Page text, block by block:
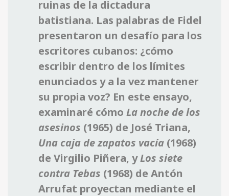
ruinas de la dictadura
batistiana. Las palabras de Fidel
presentaron un desafío para los
escritores cubanos: ¿cómo
escribir dentro de los límites
enunciados y a la vez mantener
su propia voz? En este ensayo,
examinaré cómo La noche de los
asesinos (1965) de José Triana,
Una caja de zapatos vacía (1968)
de Virgilio Piñera, yLos siete
contra Tebas (1968) de Antón
Arrufat proyectan mediante el